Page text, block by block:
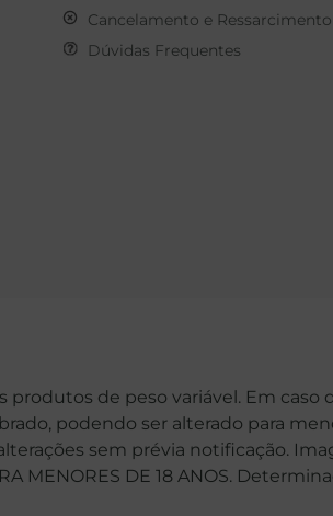
Cancelamento e Ressarcimento
Dúvidas Frequentes
de peso variável. Em
podendo ser alterado para
sem prévia notificação.
MENORES DE 18 ANOS.